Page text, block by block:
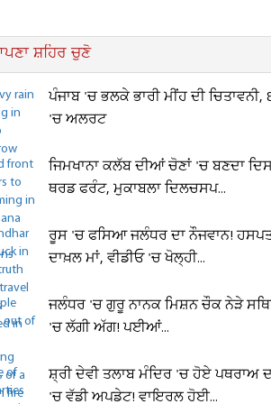
ਸ਼ਹਿਰ ਚੁਣੋ
ਪੰਜਾਬ 'ਚ ਭਲਕੇ ਭਾਰੀ ਮੀਂਹ ਦੀ
'ਚ ਅਲਰਟ
ਜਿਮਖਾਨਾ ਕਲੱਬ ਦੀਆਂ ਚੋਣਾਂ 'ਚ ਬਣਦਾ
ਥਰਡ ਫਰੰਟ, ਮੁਕਾਬਲਾ ਦਿਲਚਸਪ...
ਰੂਸ 'ਚ ਫਸਿਆ ਜਲੰਧਰ ਦਾ ਨੌਜਵਾਨ!
ਦਾਖ਼ਲ ਮਾਂ, ਵੀਡੀਓ 'ਚ ਖੋਲ੍ਹੀ...
ਜਲੰਧਰ 'ਚ ਗੁਰੂ ਨਾਨਕ ਮਿਸ਼ਨ ਚੌਕ ਨੇੜੇ
'ਚ ਲੱਗੀ ਅੱਗ! ਪਈਆਂ...
ਸ਼੍ਰੀ ਦੇਵੀ ਤਲਾਬ ਮੰਦਿਰ 'ਚ ਹੋਏ ਪਥਰਾਅ
'ਚ ਵੱਡੀ ਅਪਡੇਟ! ਵਾਇਰਲ ਹੋਈ...